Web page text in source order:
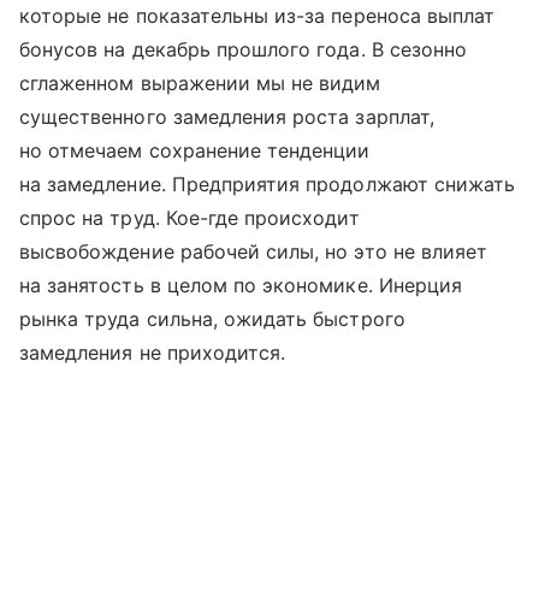
которые не показательны из-за переноса выплат
бонусов на декабрь прошлого года. В сезонно
сглаженном выражении мы не видим
существенного замедления роста зарплат,
но отмечаем сохранение тенденции
на замедление. Предприятия продолжают снижать
спрос на труд. Кое-где происходит
высвобождение рабочей силы, но это не влияет
на занятость в целом по экономике. Инерция
рынка труда сильна, ожидать быстрого
замедления не приходится.